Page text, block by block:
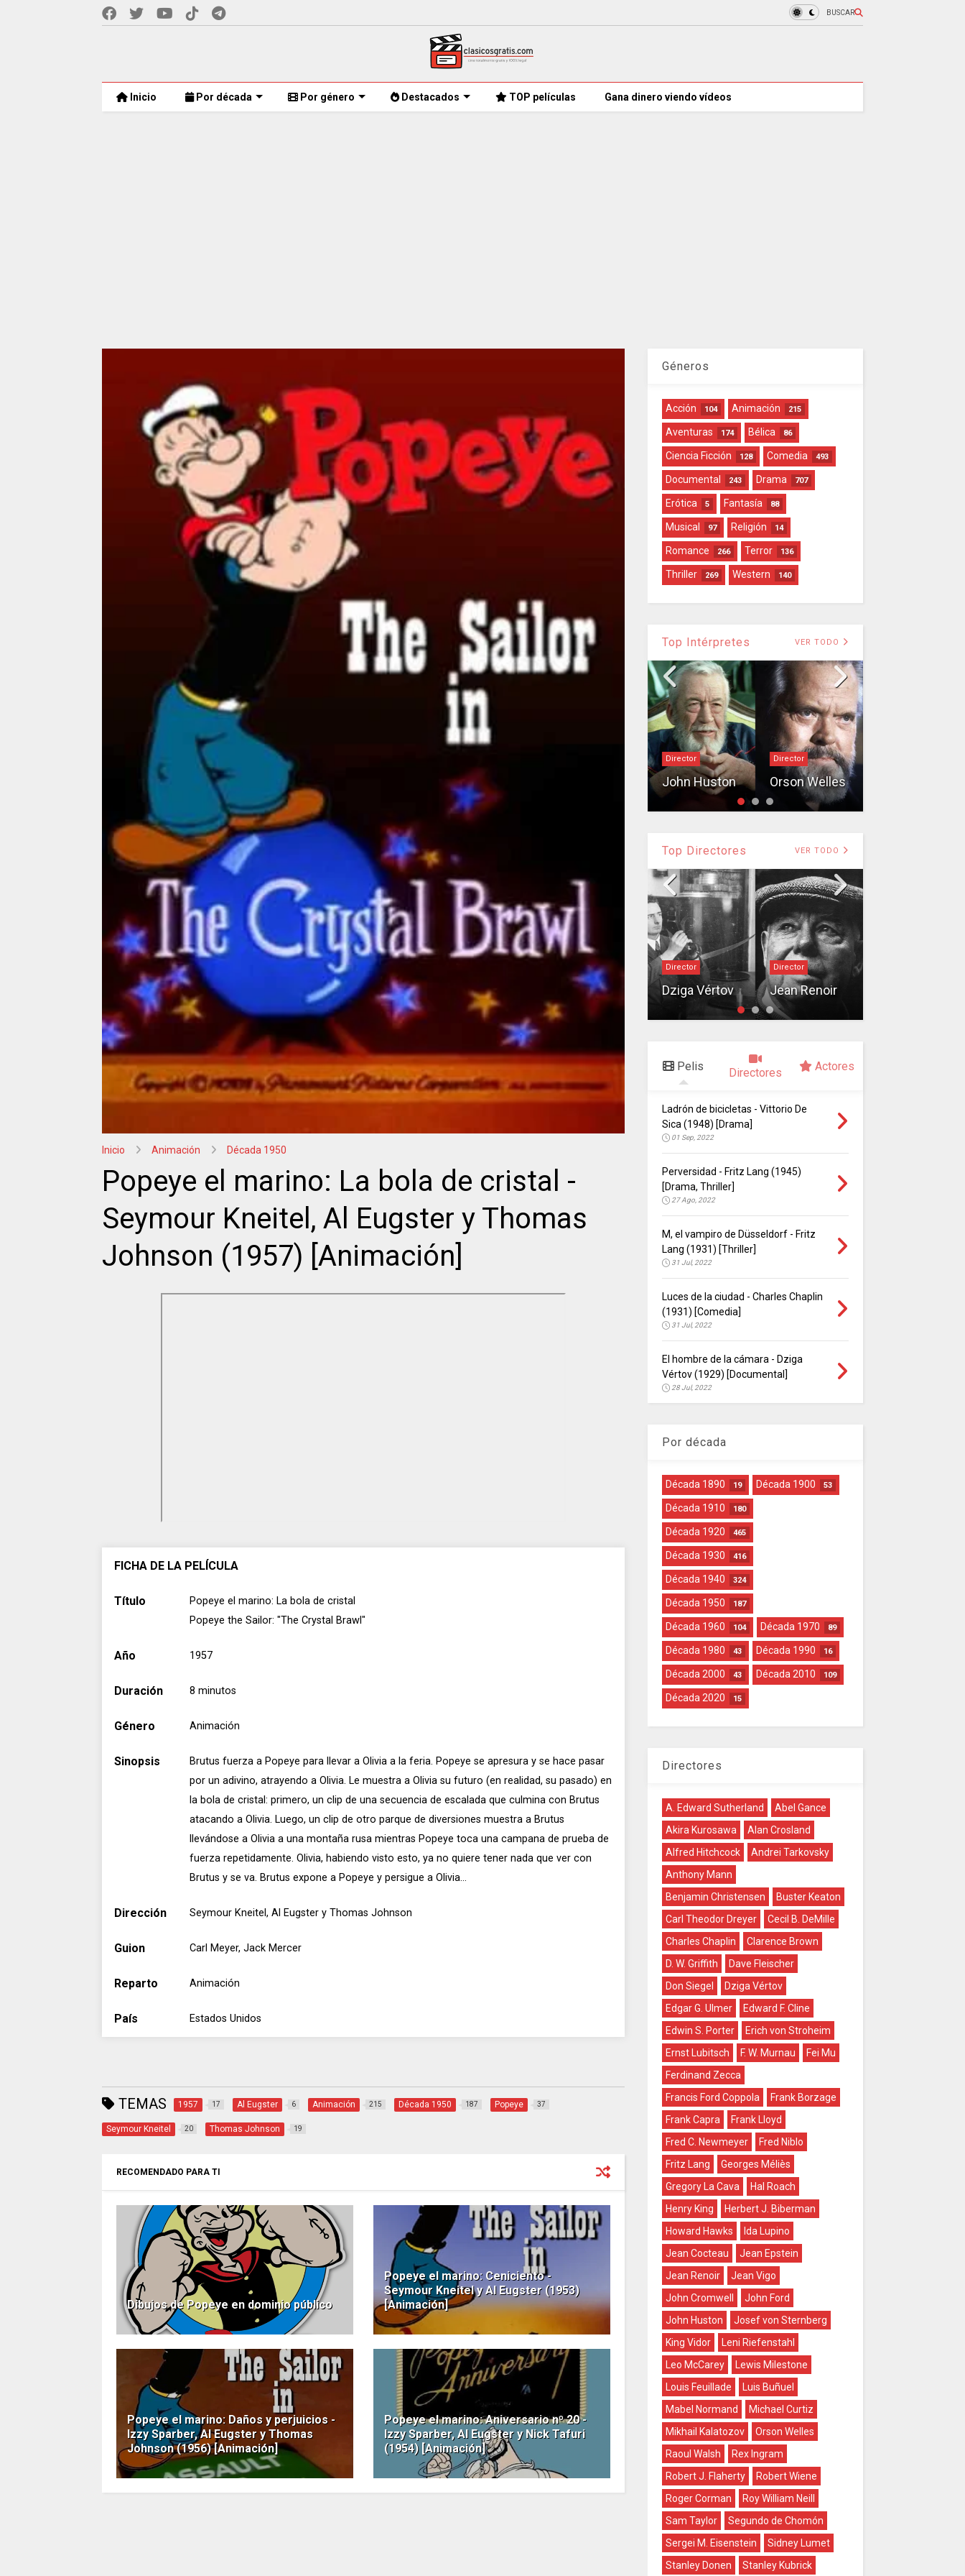
BUSCAR
Inicio Por década Por género Destacados TOP películas Gana dinero viendo vídeos
Inicio Animación Década 1950
Popeye el marino: La bola de cristal -
Seymour Kneitel, Al Eugster y Thomas
Johnson (1957) [Animación]
FICHA DE LA PELÍCULA
Título
Popeye el marino: La bola de cristal
Popeye the Sailor: "The Crystal Brawl"
Año 1957
Duración 8 minutos
Género Animación
Sinopsis
Brutus fuerza a Popeye para llevar a Olivia a la feria. Popeye se apresura y se hace pasar
por un adivino, atrayendo a Olivia. Le muestra a Olivia su futuro (en realidad, su pasado) en
la bola de cristal: primero, un clip de una secuencia de escalada que culmina con Brutus
atacando a Olivia. Luego, un clip de otro parque de diversiones muestra a Brutus
llevándose a Olivia a una montaña rusa mientras Popeye toca una campana de prueba de
fuerza repetidamente. Olivia, habiendo visto esto, ya no quiere tener nada que ver con
Brutus y se va. Brutus expone a Popeye y persigue a Olivia...
Dirección Seymour Kneitel, Al Eugster y Thomas Johnson
Guion Carl Meyer, Jack Mercer
Reparto Animación
País Estados Unidos
TEMAS 1957 17 Al Eugster 6 Animación 215 Década 1950 187 Popeye 37
Seymour Kneitel 20 Thomas Johnson 19
RECOMENDADO PARA TI
Dibujos de Popeye en dominio público
Popeye el marino: Ceniciento -
Seymour Kneitel y Al Eugster (1953)
[Animación]
Popeye el marino: Daños y perjuicios -
Izzy Sparber, Al Eugster y Thomas
Johnson (1956) [Animación]
Popeye el marino: Aniversario nº 20 -
Izzy Sparber, Al Eugster y Nick Tafuri
(1954) [Animación]
Géneros
Acción 104 Animación 215
Aventuras 174 Bélica 86
Ciencia Ficción 128 Comedia 493
Documental 243 Drama 707
Erótica 5 Fantasía 88
Musical 97 Religión 14
Romance 266 Terror 136
Thriller 269 Western 140
Top Intérpretes VER TODO
Sutherland
A. Edward
Sutherland
Director
John Huston
Director
Orson Welles
Top Directores VER TODO
Director
Biberman
Director
Sidney Lumet
Director
Dziga Vértov
Director
Jean Renoir
Pelis Directores Actores
Ladrón de bicicletas - Vittorio De
Sica (1948) [Drama]
01 Sep, 2022
Perversidad - Fritz Lang (1945)
[Drama, Thriller]
27 Ago, 2022
M, el vampiro de Düsseldorf - Fritz
Lang (1931) [Thriller]
31 Jul, 2022
Luces de la ciudad - Charles Chaplin
(1931) [Comedia]
31 Jul, 2022
El hombre de la cámara - Dziga
Vértov (1929) [Documental]
28 Jul, 2022
Por década
Década 1890 19 Década 1900 53
Década 1910 180
Década 1920 465
Década 1930 416
Década 1940 324
Década 1950 187
Década 1960 104 Década 1970 89
Década 1980 43 Década 1990 16
Década 2000 43 Década 2010 109
Década 2020 15
Directores
A. Edward Sutherland
Abel Gance
Akira Kurosawa
Alan Crosland
Alfred Hitchcock
Andrei Tarkovsky
Anthony Mann
Benjamin Christensen
Buster Keaton
Carl Theodor Dreyer
Cecil B. DeMille
Charles Chaplin
Clarence Brown
D. W. Griffith
Dave Fleischer
Don Siegel
Dziga Vértov
Edgar G. Ulmer
Edward F. Cline
Edwin S. Porter
Erich von Stroheim
Ernst Lubitsch
F. W. Murnau
Fei Mu
Ferdinand Zecca
Francis Ford Coppola
Frank Borzage
Frank Capra
Frank Lloyd
Fred C. Newmeyer
Fred Niblo
Fritz Lang
Georges Méliès
Gregory La Cava
Hal Roach
Henry King
Herbert J. Biberman
Howard Hawks
Ida Lupino
Jean Cocteau
Jean Epstein
Jean Renoir
Jean Vigo
John Cromwell
John Ford
John Huston
Josef von Sternberg
King Vidor
Leni Riefenstahl
Leo McCarey
Lewis Milestone
Louis Feuillade
Luis Buñuel
Mabel Normand
Michael Curtiz
Mikhail Kalatozov
Orson Welles
Raoul Walsh
Rex Ingram
Robert J. Flaherty
Robert Wiene
Roger Corman
Roy William Neill
Sam Taylor
Segundo de Chomón
Sergei M. Eisenstein
Sidney Lumet
Stanley Donen
Stanley Kubrick